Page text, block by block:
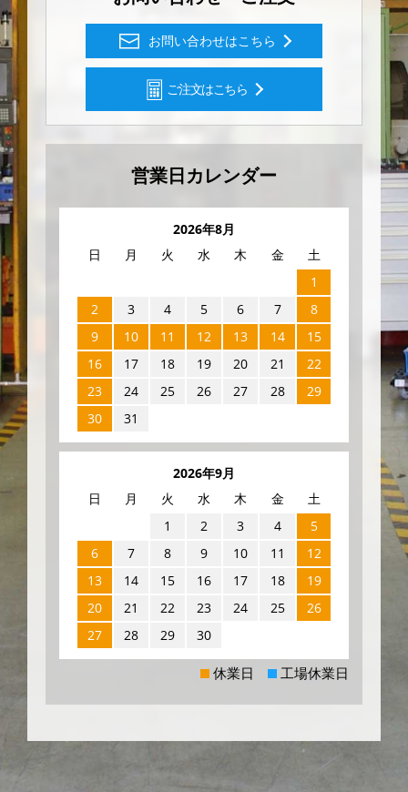
お問い合わせはこちら
ご注文はこちら
営業日カレンダー
2026年8月
日
月 火 水 木 金
土
1
2
3 4 5 6 7
8
9
10 11 12 13 14
15
16
17 18 19 20 21
22
23
24 25 26 27 28
29
30
31
2026年9月
日
月 火 水 木 金
土
1
2 3 4
5
6
7 8 9 10 11
12
13
14 15 16 17 18
19
20
21 22 23 24 25
26
27
28 29 30
休業日 工場休業日